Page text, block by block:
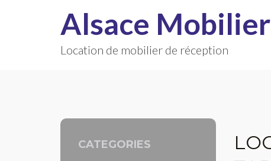
Alsace Mobilier
Location de mobilier de réception
CATEGORIES